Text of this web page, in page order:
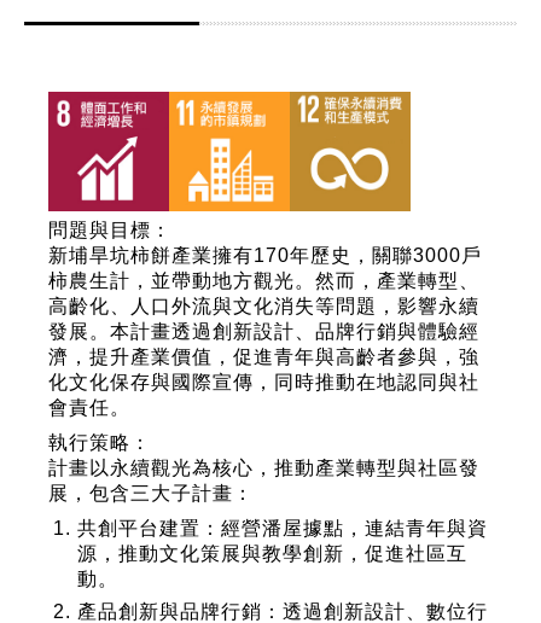
問題與目標：
新埔旱坑柿餅產業擁有170年歷史，關聯3000戶
柿農生計，並帶動地方觀光。然而，產業轉型、
高齡化、人口外流與文化消失等問題，影響永續
發展。本計畫透過創新設計、品牌行銷與體驗經
濟，提升產業價值，促進青年與高齡者參與，強
化文化保存與國際宣傳，同時推動在地認同與社
會責任。
執行策略：
計畫以永續觀光為核心，推動產業轉型與社區發
展，包含三大子計畫：
共創平台建置 ：經營潘屋據點，連結青年與資
源，推動文化策展與教學創新，促進社區互
動。
產品創新與品牌行銷 ：透過創新設計、數位行